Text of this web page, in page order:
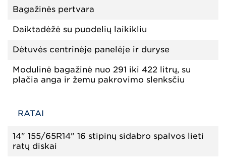
Bagažinės pertvara
Daiktadėžė su puodelių laikikliu
Dėtuvės centrinėje panelėje ir duryse
Modulinė bagažinė nuo 291 iki 422 litrų, su
plačia anga ir žemu pakrovimo slenksčiu
RATAI
14" 155/65R14" 16 stipinų sidabro spalvos lieti
ratų diskai